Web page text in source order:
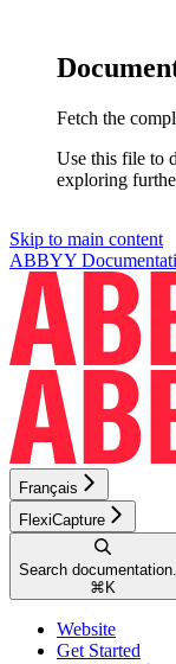
Fetch the
Use this file to
exploring
Skip to main content
ABBYY
Français
FlexiCapture
Search
⌘ K
Website
Get Started